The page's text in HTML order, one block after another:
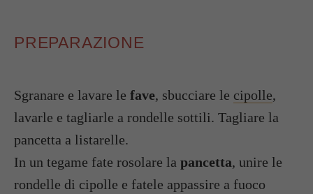
PREPARAZIONE
Sgranare e lavare le fave, sbucciare le cipolle,
lavarle e tagliarle a rondelle sottili. Tagliare la
pancetta a listarelle.
In un tegame fate rosolare la pancetta, unire le
rondelle di cipolle e fatele appassire a fuoco